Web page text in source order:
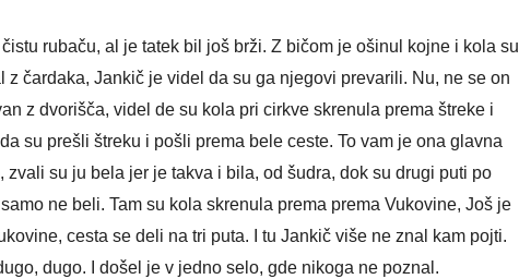
rubaču, al je tatek bil još brži. Z bičom je ošinul kojne i kola su
z čardaka, Jankič je videl da su ga njegovi prevarili. Nu, ne se on
z dvorišča, videl de su kola pri cirkve skrenula prema štreke i
su prešli štreku i pošli prema bele ceste. To vam je ona glavna
zvali su ju bela jer je takva i bila, od šudra, dok su drugi puti po
ne beli. Tam su kola skrenula prema prema Vukovine, Još je
cesta se deli na tri puta. I tu Jankič više ne znal kam pojti.
dugo. I došel je v jedno selo, gde nikoga ne poznal.